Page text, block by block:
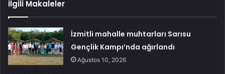
İlgili Makaleler
İzmitli mahalle muhtarları Sarısu
Gençlik Kampı’nda ağırlandı
Ağustos 10, 2026